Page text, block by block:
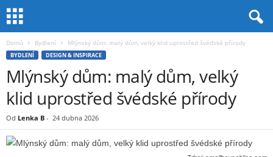
Domů Bydlení Mlýnský dům: malý dům, velký klid uprostřed švédské přírody
BYDLENÍ DESIGN & INSPIRACE
Mlýnský dům: malý dům, velký
klid uprostřed švédské přírody
Od Lenka B - 24 dubna 2026